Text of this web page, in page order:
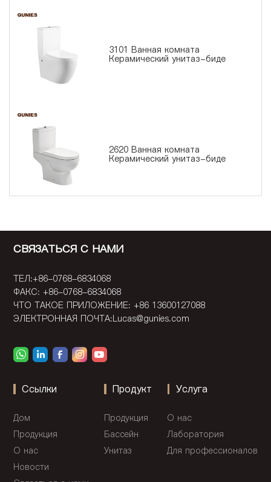
3101 Ванная комната
Керамический унитаз-биде
2620 Ванная комната
Керамический унитаз-биде
СВЯЗАТЬСЯ С НАМИ
ТЕЛ:+86-0768-6834068
ФАКС: +86-0768-6834068
ЧТО ТАКОЕ ПРИЛОЖЕНИЕ: +86 13600127088
ЭЛЕКТРОННАЯ ПОЧТА:Lucas@gunies.com
Ссылки
Дом
Продукция
О нас
Новости
Продукт
Продукция
Бассейн
Унитаз
Услуга
О нас
Лаборатория
Для профессионалов